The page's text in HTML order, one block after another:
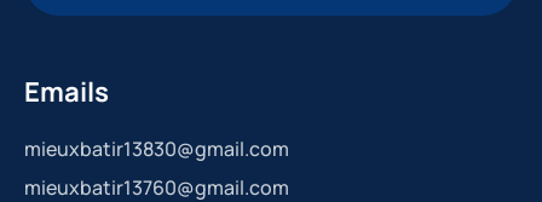
Emails
mieuxbatir13830@gmail.com
mieuxbatir13760@gmail.com